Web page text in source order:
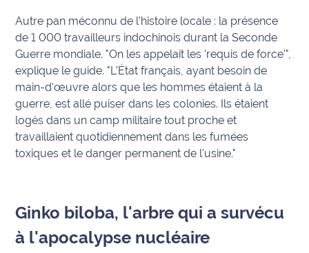
Autre pan méconnu de l'histoire locale : la présence
de 1 000 travailleurs indochinois durant la Seconde
Guerre mondiale. "On les appelait les 'requis de force'",
explique le guide. "L'État français, ayant besoin de
main-d'œuvre alors que les hommes étaient à la
guerre, est allé puiser dans les colonies. Ils étaient
logés dans un camp militaire tout proche et
travaillaient quotidiennement dans les fumées
toxiques et le danger permanent de l'usine."
Ginko biloba, l'arbre qui a survécu
à l'apocalypse nucléaire